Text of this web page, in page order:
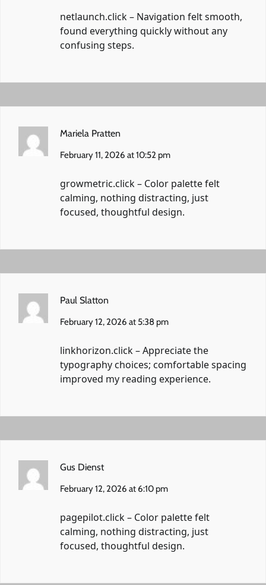
netlaunch.click– Navigation felt smooth,
found everything quickly without any
confusing steps.
Mariela Pratten
February 11, 2026 at 10:52 pm
growmetric.click– Color palette felt
calming, nothing distracting, just
focused, thoughtful design.
Paul Slatton
February 12, 2026 at 5:38 pm
linkhorizon.click– Appreciate the
typography choices; comfortable spacing
improved my reading experience.
Gus Dienst
February 12, 2026 at 6:10 pm
pagepilot.click– Color palette felt
calming, nothing distracting, just
focused, thoughtful design.